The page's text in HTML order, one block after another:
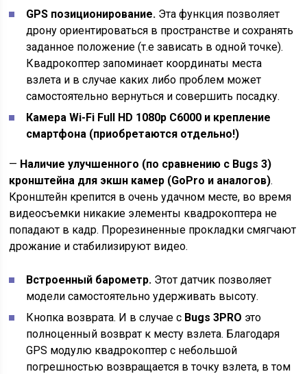
GPS позиционирование. Эта функция позволяет
дрону ориентироваться в пространстве и сохранять
заданное положение (т.е зависать в одной точке).
Квадрокоптер запоминает координаты места
взлета и в случае каких либо проблем может
самостоятельно вернуться и совершить посадку.
Камера Wi-Fi Full HD 1080p C6000 и крепление
смартфона (приобретаются отдельно!)
— Наличие улучшенного (по сравнению с Bugs 3)
кронштейна для экшн камер (GoPro и аналогов).
Кронштейн крепится в очень удачном месте, во время
видеосъемки никакие элементы квадрокоптера не
попадают в кадр. Прорезиненные прокладки смягчают
дрожание и стабилизируют видео.
Встроенный барометр. Этот датчик позволяет
модели самостоятельно удерживать высоту.
Кнопка возврата. И в случае с Bugs 3PRO это
полноценный возврат к месту взлета. Благодаря
GPS модулю квадрокоптер с небольшой
погрешностью возвращается в точку взлета, в том